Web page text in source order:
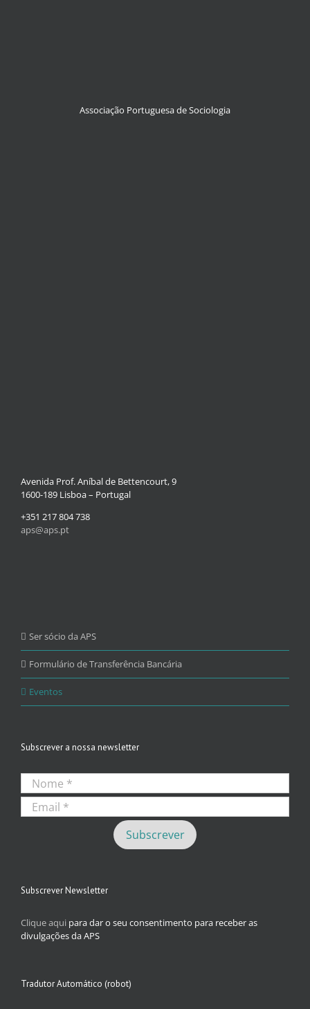
Associação Portuguesa de Sociologia
Avenida Prof. Aníbal de Bettencourt, 9
1600-189 Lisboa – Portugal
+351 217 804 738
aps@aps.pt
Ser sócio da APS
Formulário de Transferência Bancária
Eventos
Subscrever a nossa newsletter
Subscrever Newsletter
Clique aqui para dar o seu consentimento para receber as
divulgações da APS
Tradutor Automático (robot)